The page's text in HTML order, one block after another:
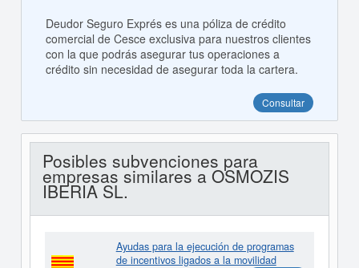
Deudor Seguro Exprés es una póliza de crédito
comercial de Cesce exclusiva para nuestros clientes
con la que podrás asegurar tus operaciones a
crédito sin necesidad de asegurar toda la cartera.
Consultar
Posibles subvenciones para
empresas similares a OSMOZIS
IBERIA SL.
Ayudas para la ejecución de programas
de incentivos ligados a la movilidad